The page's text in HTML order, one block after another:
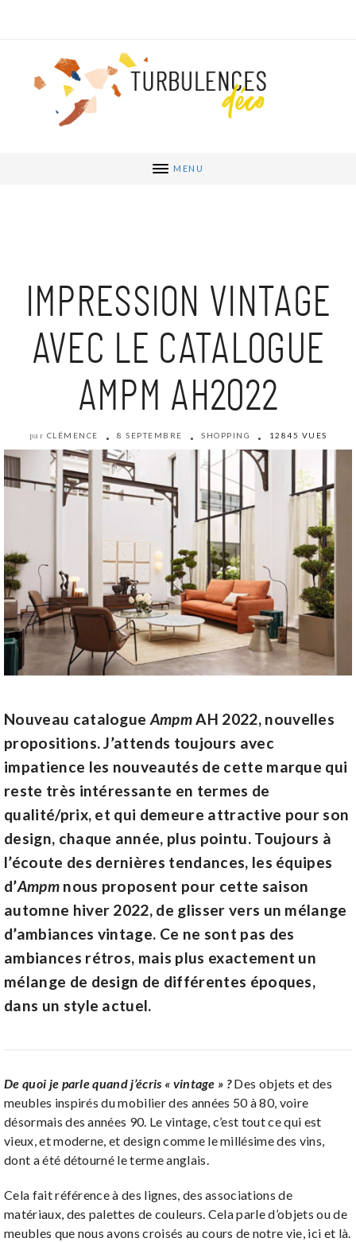
MENU
IMPRESSION VINTAGE
AVEC LE CATALOGUE
AMPM AH2022
par CLÉMENCE 8 SEPTEMBRE SHOPPING 12845 VUES
Nouveau catalogue AmpmAH 2022, nouvelles
propositions. J’attends toujours avec
impatience les nouveautés de cette marque qui
reste très intéressante en termes de
qualité/prix, et qui demeure attractive pour son
design, chaque année, plus pointu. Toujours à
l’écoute des dernières tendances, les équipes
d’Ampmnous proposent pour cette saison
automne hiver 2022, de glisser vers un mélange
d’ambiances vintage. Ce ne sont pas des
ambiances rétros, mais plus exactement un
mélange de design de différentes époques,
dans un style actuel.
De quoi je parle quand j’écris « vintage » ?Des objets et des
meubles inspirés du mobilier des années 50 à 80, voire
désormais des années 90. Le vintage, c’est tout ce qui est
vieux, et moderne, et design comme le millésime des vins,
dont a été détourné le terme anglais.
Cela fait référence à des lignes, des associations de
matériaux, des palettes de couleurs. Cela parle d’objets ou de
meubles que nous avons croisés au cours de notre vie, ici et là.